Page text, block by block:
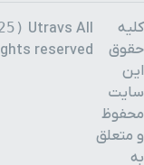
کلیه
حقوق
این
سایت
محفوظ
و متعلق
به
Utravs All
reserved